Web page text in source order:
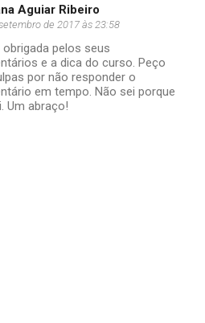
Aguiar Ribeiro
de 2017 às 23:58
pelos seus
e a dica do curso. Peço
por não responder o
em tempo. Não sei porque
Um abraço!